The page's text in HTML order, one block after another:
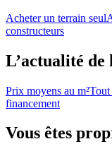
Acheter un terrain seul
constructeurs
L’actualité
Prix moyens au m²
financement
Vous êtes